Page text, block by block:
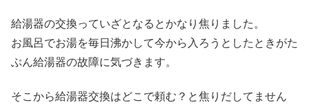
給湯器の交換っていざとなるとかなり焦りました。
お風呂でお湯を毎日沸かして今から入ろうとしたときがた
ぶん給湯器の故障に気づきます。
そこから給湯器交換はどこで頼む？と焦りだしてません